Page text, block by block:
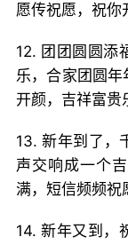
愿传祝愿，祝你
12. 团团圆圆添
乐，合家团圆
开颜，吉祥富贵
13. 新年到了，
声交响成一个
满，短信频频祝
14. 新年又到，